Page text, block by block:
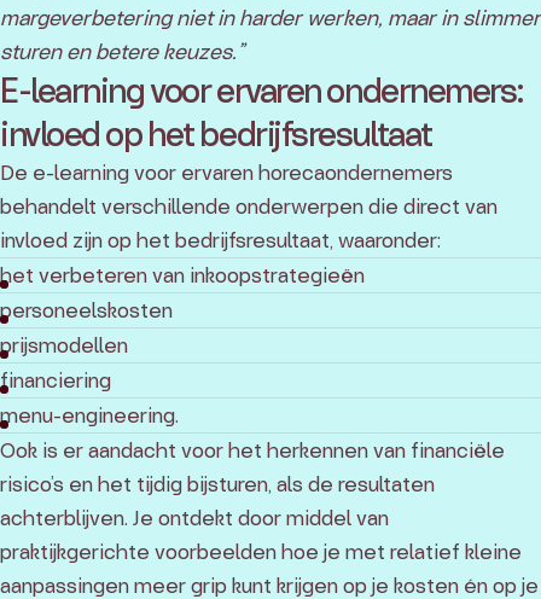
margeverbetering niet in harder werken, maar in slimmer
sturen en betere keuzes.”
E-learning voor ervaren ondernemers:
invloed op het bedrijfsresultaat
De e-learning voor ervaren horecaondernemers
behandelt verschillende onderwerpen die direct van
invloed zijn op het bedrijfsresultaat, waaronder:
het verbeteren van inkoopstrategieën
personeelskosten
prijsmodellen
financiering
menu-engineering.
Ook is er aandacht voor het herkennen van financiële
risico’s en het tijdig bijsturen, als de resultaten
achterblijven. Je ontdekt door middel van
praktijkgerichte voorbeelden hoe je met relatief kleine
aanpassingen meer grip kunt krijgen op je kosten én op je